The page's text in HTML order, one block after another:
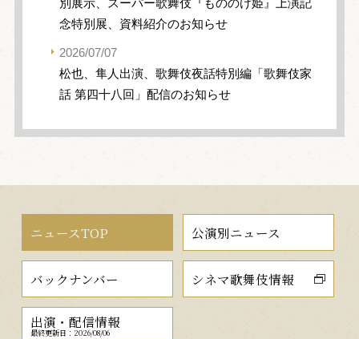
別展示、スーパー歌舞伎『もののけ姫』上演記
念特別展、資料紹介のお知らせ
2026/07/07
松也、隼人出演、歌舞伎夜話特別編「歌舞伎家
話 第四十八回」配信のお知らせ
ニュースTOP 公演別ニュース
バックナンバー シネマ歌舞伎情報
出演・配信情報
最終更新日：2026/08/06